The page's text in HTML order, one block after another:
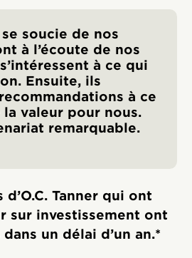
se soucie de nos
à l’écoute de nos
à ce qui
Ensuite, ils
à ce
valeur pour nous.
remarquable.
Tanner qui ont
sur investissement ont
un délai d’un an.*